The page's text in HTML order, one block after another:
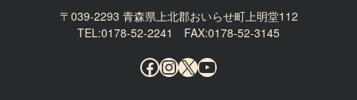
〒039-2293 青森県上北郡おいらせ町上明堂112
TEL:0178-52-2241 FAX:0178-52-3145
Facebook
Instagram
X YouTube